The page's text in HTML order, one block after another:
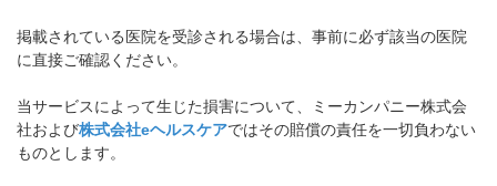
掲載されている医院を受診される場合は、事前に必ず該当の医院
に直接ご確認ください。
当サービスによって生じた損害について、ミーカンパニー株式会
社および株式会社eヘルスケアではその賠償の責任を一切負わない
ものとします。